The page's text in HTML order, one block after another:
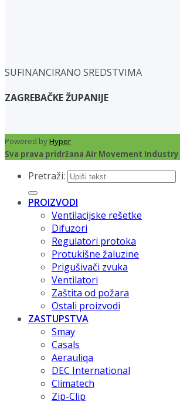
SUFINANCIRANO SREDSTVIMA
ZAGREBAČKE ŽUPANIJE
Powered byHyper
Sva prava pridržana Air Movement
Pretraži:
PROIZVODI
Ventilacijske rešetke
Difuzori
Regulatori protoka
Protukišne žaluzine
Prigušivači zvuka
Ventilatori
Zaštita od požara
Ostali proizvodi
ZASTUPSTVA
Smay
Casals
Aerauliqa
DEC International
Climatech
Zip-Clip